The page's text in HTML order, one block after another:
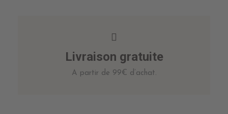
Livraison gratuite
A partir de 99€ d’achat.